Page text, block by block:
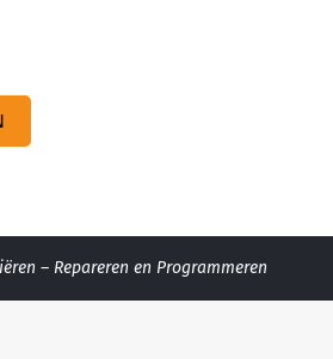
– Repareren en Programmeren